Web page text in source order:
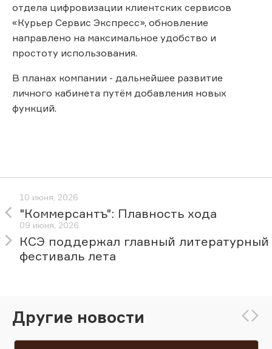
отдела цифровизации клиентских сервисов
«Курьер Сервис Экспресс», обновление
направлено на максимальное удобство и
простоту использования.
В планах компании - дальнейшее развитие
личного кабинета путём добавления новых
функций.
10 июня, 2026
"Коммерсантъ": Плавность хода
09 июня, 2026
КСЭ поддержал главный литературный
фестиваль лета
Другие новости